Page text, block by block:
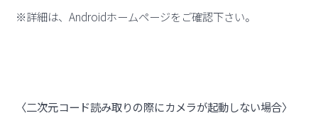
※詳細は、Androidホームページをご確認下さい。
〈二次元コード読み取りの際にカメラが起動しない場合〉